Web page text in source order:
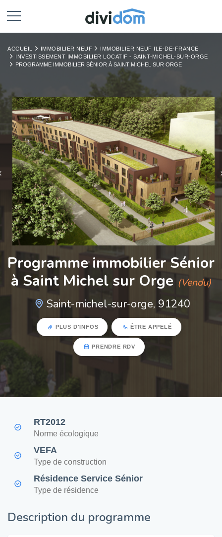
ACCUEIL IMMOBILIER NEUF
IMMOBILIER NEUF ILE-DE-FRANCE
INVESTISSEMENT IMMOBILIER LOCATIF - SAINT-MICHEL-SUR-ORGE
PROGRAMME IMMOBILIER SÉNIOR À SAINT MICHEL SUR ORGE
Programme immobilier Sénior
à Saint Michel sur Orge (Vendu)
Saint-michel-sur-orge, 91240
PLUS D'INFOS ÊTRE APPELÉ
PRENDRE RDV
RT2012
Norme écologique
VEFA
Type de construction
Résidence Service Sénior
Type de résidence
Description du programme